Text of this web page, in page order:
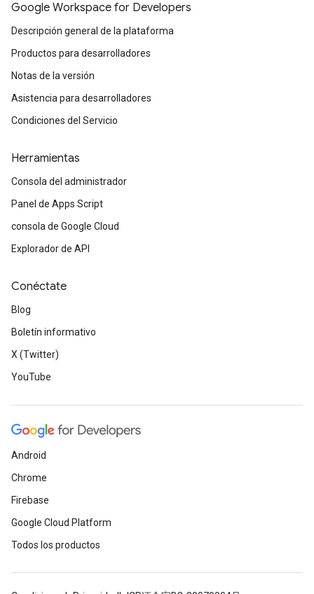
Google Workspace for Developers
Descripción general de la plataforma
Productos para desarrolladores
Notas de la versión
Asistencia para desarrolladores
Condiciones del Servicio
Herramientas
Consola del administrador
Panel de Apps Script
consola de Google Cloud
Explorador de API
Conéctate
Blog
Boletín informativo
X (Twitter)
YouTube
Android
Chrome
Firebase
Google Cloud Platform
Todos los productos